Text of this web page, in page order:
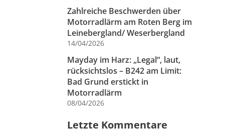
Zahlreiche Beschwerden über
Motorradlärm am Roten Berg im
Leinebergland/ Weserbergland
14/04/2026
Mayday im Harz: „Legal“, laut,
rücksichtslos – B242 am Limit:
Bad Grund erstickt in
Motorradlärm
08/04/2026
Letzte Kommentare